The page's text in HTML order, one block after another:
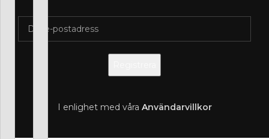
I enlighet med våra Användarvillkor